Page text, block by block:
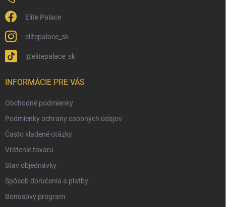
Elite Palace
elitepalace_sk
@elitepalace_sk
INFORMÁCIE PRE VÁS
Obchodné podmienky
Podmienky ochrany osobných údajov
Často kladené otázky
Vrátenie tovaru
Stav objednávky
Spôsob doručenia a platby
Bonusový program